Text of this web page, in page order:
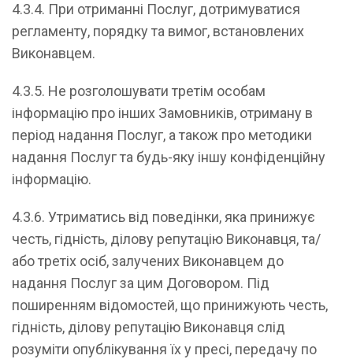
4.3.4. При отриманні Послуг, дотримуватися
регламенту, порядку та вимог, встановлених
Виконавцем.
4.3.5. Не розголошувати третім особам
інформацію про інших Замовників, отриману в
період надання Послуг, а також про методики
надання Послуг та будь-яку іншу конфіденційну
інформацію.
4.3.6. Утриматись від поведінки, яка принижує
честь, гідність, ділову репутацію Виконавця, та/
або третіх осіб, залучених Виконавцем до
надання Послуг за цим Договором. Під
поширенням відомостей, що принижують честь,
гідність, ділову репутацію Виконавця слід
розуміти опублікування їх у пресі, передачу по